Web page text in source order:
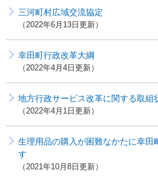
三河町村広域交流協定
2022年6月13日更新
幸田町行政改革大綱
2022年4月4日更新
地方行政サービス改革に関する取組
2022年4月1日更新
生理用品の購入が困難なかたに幸田
す
2021年10月8日更新